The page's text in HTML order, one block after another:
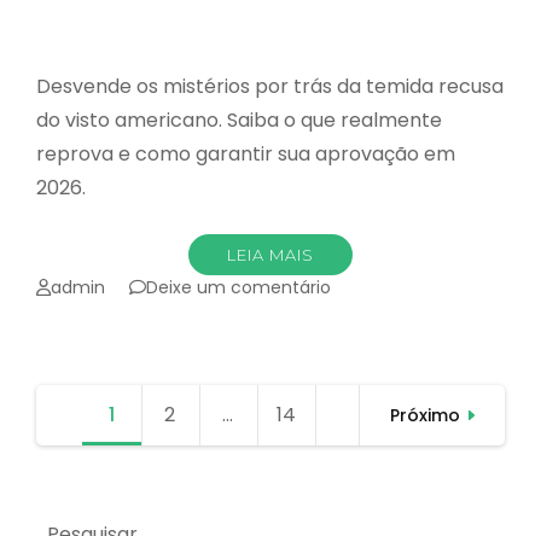
Desvende os mistérios por trás da temida recusa
do visto americano. Saiba o que realmente
reprova e como garantir sua aprovação em
2026.
LEIA MAIS
admin Deixe um comentário
seu
Paginação
Página
1 Página
2 … Página
14 Próximo